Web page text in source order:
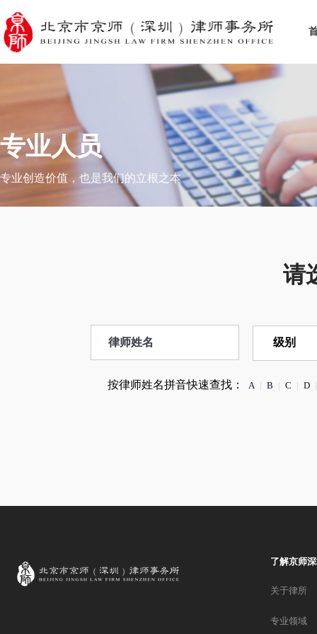
专业人员
专业创造价值，也是我们的立根之本
请
按律师姓名拼音快速查找： A | B | C | D |
了解京师
关于律所
专业领域